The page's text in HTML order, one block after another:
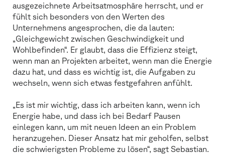
ausgezeichnete Arbeitsatmosphäre herrscht, und er
fühlt sich besonders von den Werten des
Unternehmens angesprochen, die da lauten:
„Gleichgewicht zwischen Geschwindigkeit und
Wohlbefinden“. Er glaubt, dass die Effizienz steigt,
wenn man an Projekten arbeitet, wenn man die Energie
dazu hat, und dass es wichtig ist, die Aufgaben zu
wechseln, wenn sich etwas festgefahren anfühlt.
„Es ist mir wichtig, dass ich arbeiten kann, wenn ich
Energie habe, und dass ich bei Bedarf Pausen
einlegen kann, um mit neuen Ideen an ein Problem
heranzugehen. Dieser Ansatz hat mir geholfen, selbst
die schwierigsten Probleme zu lösen“, sagt Sebastian.